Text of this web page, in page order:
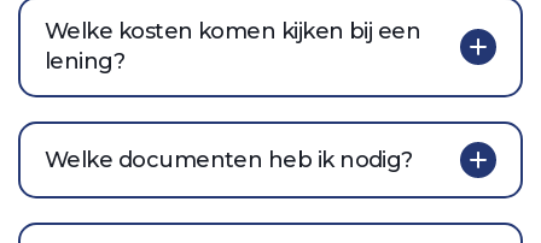
Welke kosten komen kijken bij een
lening?
Welke documenten heb ik nodig?